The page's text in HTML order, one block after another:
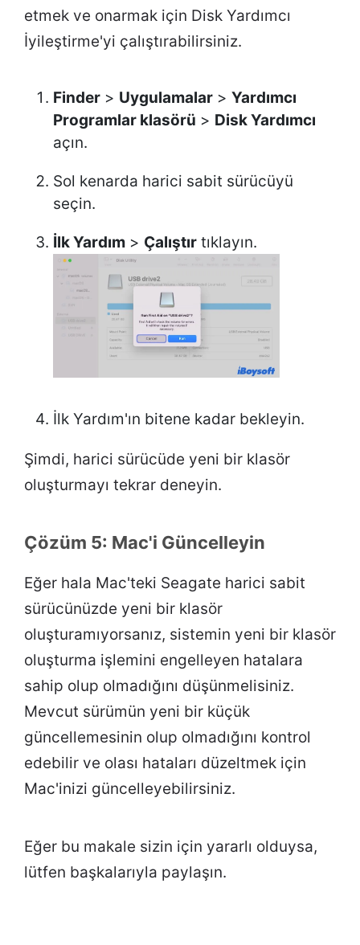
etmek ve onarmak için Disk Yardımcı
İyileştirme'yi çalıştırabilirsiniz.
Finder > Uygulamalar > Yardımcı
Programlar klasörü > Disk Yardımcı
açın.
Sol kenarda harici sabit sürücüyü
seçin.
İlk Yardım > Çalıştır tıklayın.
İlk Yardım'ın bitene kadar bekleyin.
Şimdi, harici sürücüde yeni bir klasör
oluşturmayı tekrar deneyin.
Çözüm 5: Mac'i Güncelleyin
Eğer hala Mac'teki Seagate harici sabit
sürücünüzde yeni bir klasör
oluşturamıyorsanız, sistemin yeni bir klasör
oluşturma işlemini engelleyen hatalara
sahip olup olmadığını düşünmelisiniz.
Mevcut sürümün yeni bir küçük
güncellemesinin olup olmadığını kontrol
edebilir ve olası hataları düzeltmek için
Mac'inizi güncelleyebilirsiniz.
Eğer bu makale sizin için yararlı olduysa,
lütfen başkalarıyla paylaşın.